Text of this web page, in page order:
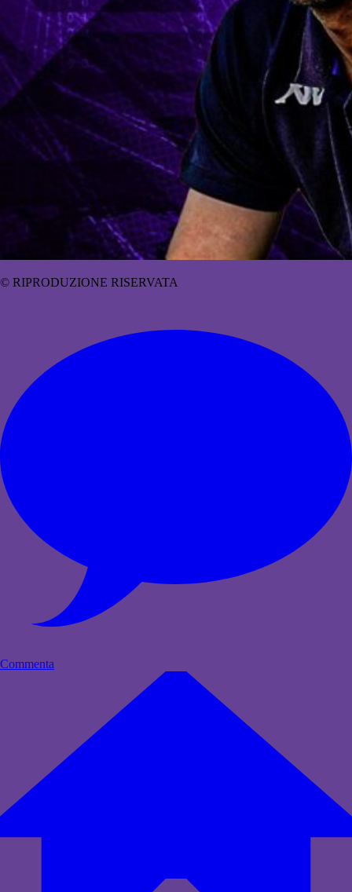
© RIPRODUZIONE RISERVATA
Commenta